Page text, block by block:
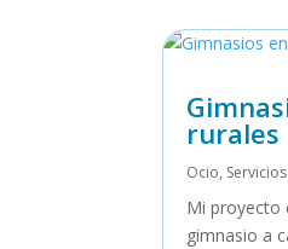
rurales
Ocio, Servicios
Mi proyecto
gimnasio a